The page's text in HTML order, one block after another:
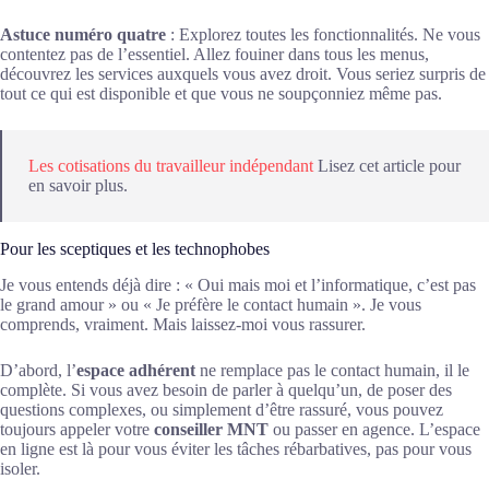
Astuce numéro quatre : Explorez toutes les fonctionnalités. Ne vous
contentez pas de l’essentiel. Allez fouiner dans tous les menus,
découvrez les services auxquels vous avez droit. Vous seriez surpris de
tout ce qui est disponible et que vous ne soupçonniez même pas.
Les cotisations du travailleur indépendant Lisez cet article pour
en savoir plus.
Pour les sceptiques et les technophobes
Je vous entends déjà dire : « Oui mais moi et l’informatique, c’est pas
le grand amour » ou « Je préfère le contact humain ». Je vous
comprends, vraiment. Mais laissez-moi vous rassurer.
D’abord, l’espace adhérent ne remplace pas le contact humain, il le
complète. Si vous avez besoin de parler à quelqu’un, de poser des
questions complexes, ou simplement d’être rassuré, vous pouvez
toujours appeler votre conseiller MNT ou passer en agence. L’espace
en ligne est là pour vous éviter les tâches rébarbatives, pas pour vous
isoler.